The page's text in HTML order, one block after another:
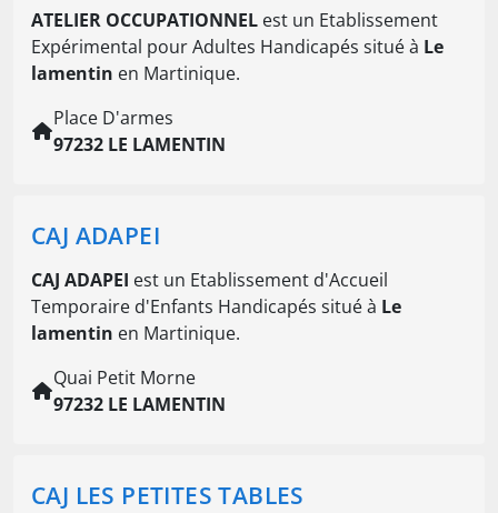
ATELIER OCCUPATIONNEL est un Etablissement
Expérimental pour Adultes Handicapés situé à Le
lamentin en Martinique.
Place D'armes
97232 LE LAMENTIN
CAJ ADAPEI
CAJ ADAPEI est un Etablissement d'Accueil
Temporaire d'Enfants Handicapés situé à Le
lamentin en Martinique.
Quai Petit Morne
97232 LE LAMENTIN
CAJ LES PETITES TABLES